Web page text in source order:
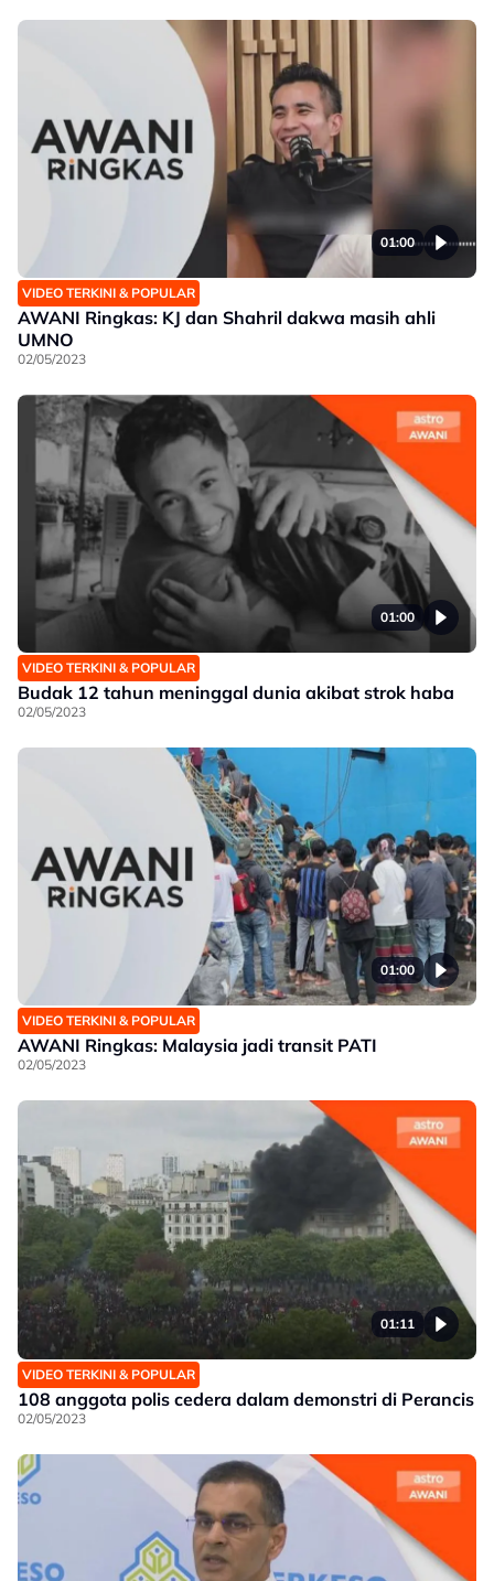
01:00
VIDEO TERKINI & POPULAR
AWANI Ringkas: KJ dan Shahril dakwa masih ahli
UMNO
02/05/2023
01:00
VIDEO TERKINI & POPULAR
Budak 12 tahun meninggal dunia akibat strok haba
02/05/2023
01:00
VIDEO TERKINI & POPULAR
AWANI Ringkas: Malaysia jadi transit PATI
02/05/2023
01:11
VIDEO TERKINI & POPULAR
108 anggota polis cedera dalam demonstri di Perancis
02/05/2023